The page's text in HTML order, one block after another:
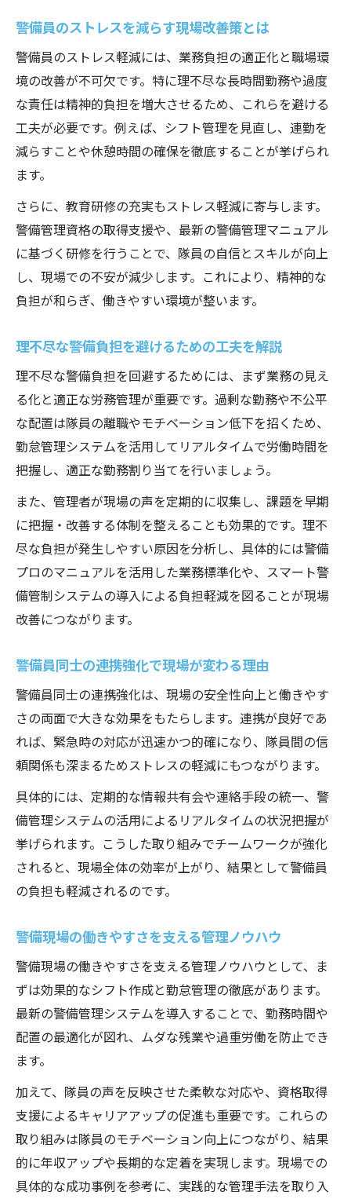
警備員のストレスを減らす現場改善策とは
警備員のストレス軽減には、業務負担の適正化と職場環
境の改善が不可欠です。特に理不尽な長時間勤務や過度
な責任は精神的負担を増大させるため、これらを避ける
工夫が必要です。例えば、シフト管理を見直し、連勤を
減らすことや休憩時間の確保を徹底することが挙げられ
ます。
さらに、教育研修の充実もストレス軽減に寄与します。
警備管理資格の取得支援や、最新の警備管理マニュアル
に基づく研修を行うことで、隊員の自信とスキルが向上
し、現場での不安が減少します。これにより、精神的な
負担が和らぎ、働きやすい環境が整います。
理不尽な警備負担を避けるための工夫を解説
理不尽な警備負担を回避するためには、まず業務の見え
る化と適正な労務管理が重要です。過剰な勤務や不公平
な配置は隊員の離職やモチベーション低下を招くため、
勤怠管理システムを活用してリアルタイムで労働時間を
把握し、適正な勤務割り当てを行いましょう。
また、管理者が現場の声を定期的に収集し、課題を早期
に把握・改善する体制を整えることも効果的です。理不
尽な負担が発生しやすい原因を分析し、具体的には警備
プロのマニュアルを活用した業務標準化や、スマート警
備管制システムの導入による負担軽減を図ることが現場
改善につながります。
警備員同士の連携強化で現場が変わる理由
警備員同士の連携強化は、現場の安全性向上と働きやす
さの両面で大きな効果をもたらします。連携が良好であ
れば、緊急時の対応が迅速かつ的確になり、隊員間の信
頼関係も深まるためストレスの軽減にもつながります。
具体的には、定期的な情報共有会や連絡手段の統一、警
備管理システムの活用によるリアルタイムの状況把握が
挙げられます。こうした取り組みでチームワークが強化
されると、現場全体の効率が上がり、結果として警備員
の負担も軽減されるのです。
警備現場の働きやすさを支える管理ノウハウ
警備現場の働きやすさを支える管理ノウハウとして、ま
ずは効果的なシフト作成と勤怠管理の徹底があります。
最新の警備管理システムを導入することで、勤務時間や
配置の最適化が図れ、ムダな残業や過重労働を防止でき
ます。
加えて、隊員の声を反映させた柔軟な対応や、資格取得
支援によるキャリアアップの促進も重要です。これらの
取り組みは隊員のモチベーション向上につながり、結果
的に年収アップや長期的な定着を実現します。現場での
具体的な成功事例を参考に、実践的な管理手法を取り入